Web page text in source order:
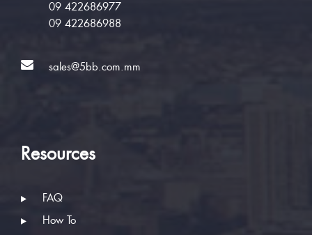
09 422686977
09 422686988
sales@5bb.com.mm
Resources
FAQ
How To